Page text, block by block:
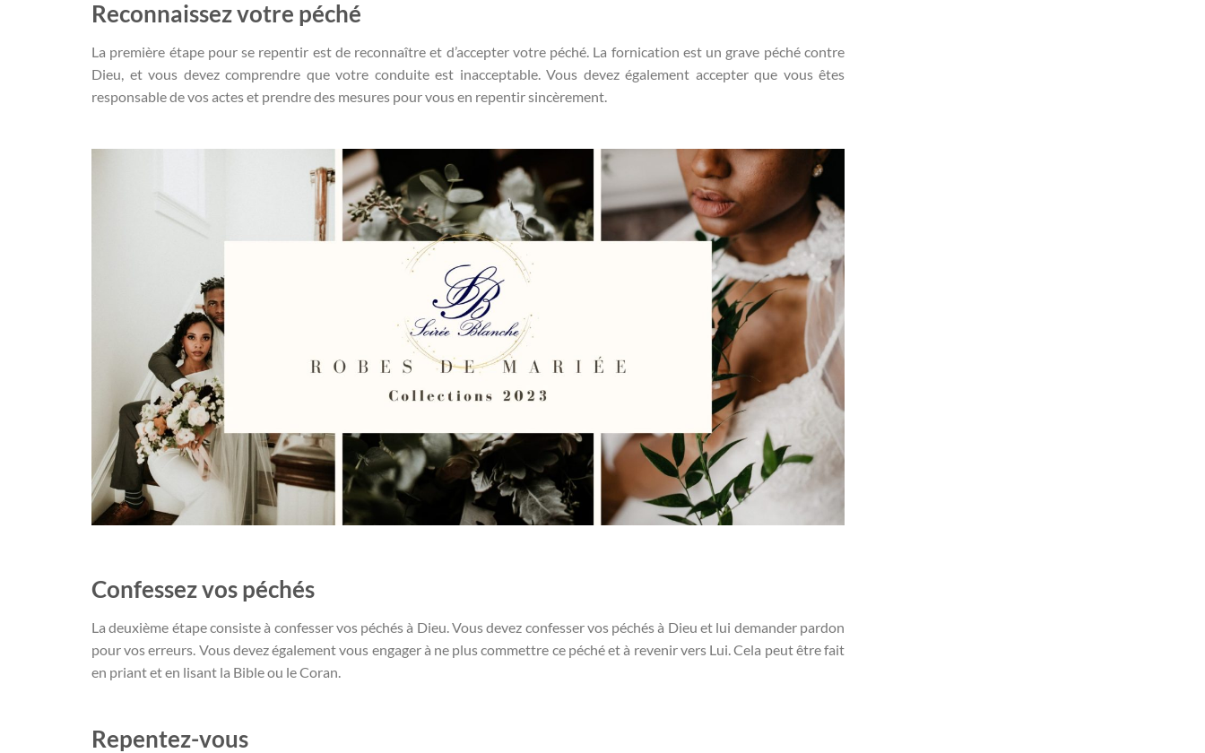
Reconnaissez votre péché
La première étape pour se repentir est de reconnaître et d’accepter votre péché. La fornication est un grave péché contre
Dieu, et vous devez comprendre que votre conduite est inacceptable. Vous devez également accepter que vous êtes
responsable de vos actes et prendre des mesures pour vous en repentir sincèrement.
Confessez vos péchés
La deuxième étape consiste à confesser vos péchés à Dieu. Vous devez confesser vos péchés à Dieu et lui demander pardon
pour vos erreurs. Vous devez également vous engager à ne plus commettre ce péché et à revenir vers Lui. Cela peut être fait
en priant et en lisant la Bible ou le Coran.
Repentez-vous